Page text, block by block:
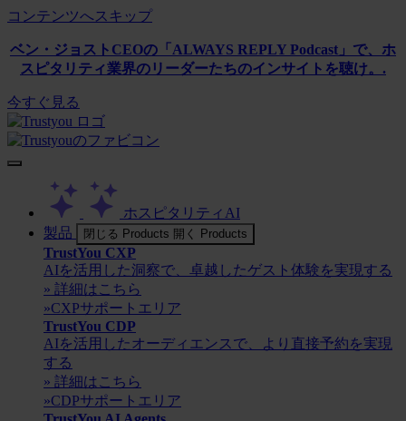
コンテンツへスキップ
ベン・ジョストCEOの「ALWAYS REPLY Podcast」で、ホ
スピタリティ業界のリーダーたちのインサイトを聴け。.
今すぐ見る
ホスピタリティAI
製品
閉じる Products 開く Products
TrustYou CXP
AIを活用した洞察で、卓越したゲスト体験を実現する
» 詳細はこちら
»CXPサポートエリア
TrustYou CDP
AIを活用したオーディエンスで、より直接予約を実現
する
» 詳細はこちら
»CDPサポートエリア